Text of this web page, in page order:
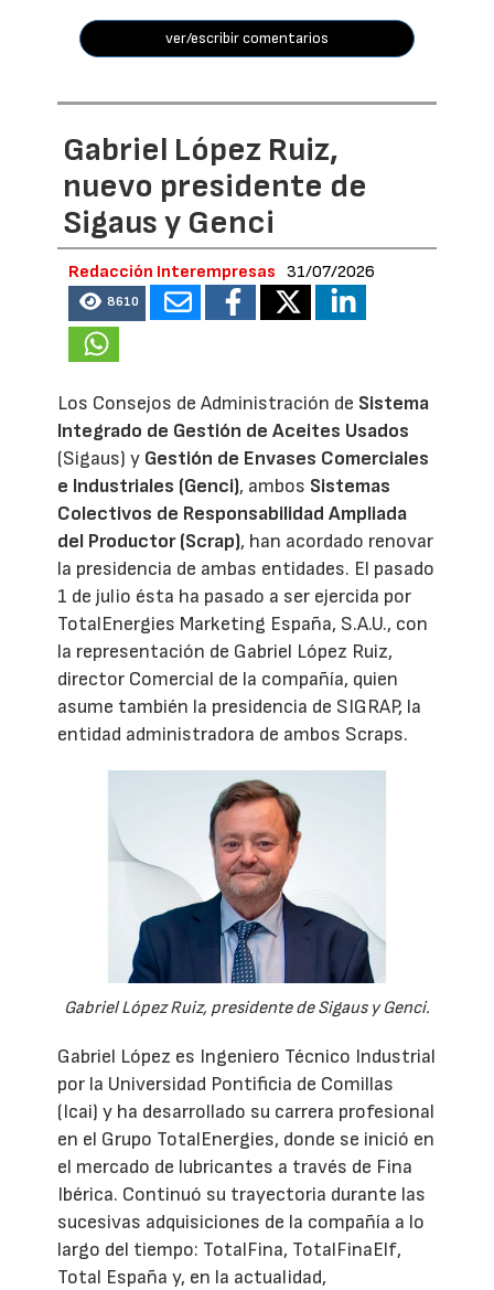
ver/escribir comentarios
Gabriel López Ruiz,
nuevo presidente de
Sigaus y Genci
Redacción Interempresas 31/07/2026
8610
Los Consejos de Administración de Sistema
Integrado de Gestión de Aceites Usados
(Sigaus) y Gestión de Envases Comerciales
e Industriales (Genci), ambos Sistemas
Colectivos de Responsabilidad Ampliada
del Productor (Scrap), han acordado renovar
la presidencia de ambas entidades. El pasado
1 de julio ésta ha pasado a ser ejercida por
TotalEnergies Marketing España, S.A.U., con
la representación de Gabriel López Ruiz,
director Comercial de la compañía, quien
asume también la presidencia de SIGRAP, la
entidad administradora de ambos Scraps.
Gabriel López Ruiz, presidente de Sigaus y Genci.
Gabriel López es Ingeniero Técnico Industrial
por la Universidad Pontificia de Comillas
(Icai) y ha desarrollado su carrera profesional
en el Grupo TotalEnergies, donde se inició en
el mercado de lubricantes a través de Fina
Ibérica. Continuó su trayectoria durante las
sucesivas adquisiciones de la compañía a lo
largo del tiempo: TotalFina, TotalFinaElf,
Total España y, en la actualidad,